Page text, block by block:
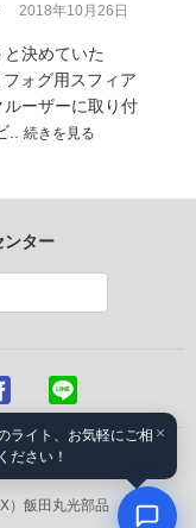
2018年10月26日
決めていた
ォグ用スフィア
ーザーに取り付
.. 続きを見る
ンター
飯田丸光部品
×
ライト、お気軽にご相
ださい！